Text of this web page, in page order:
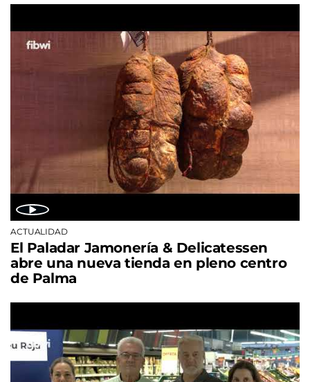
ACTUALIDAD
El Paladar Jamonería & Delicatessen
abre una nueva tienda en pleno centro
de Palma